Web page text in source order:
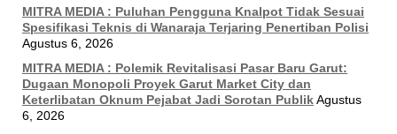
MITRA MEDIA : Puluhan Pengguna Knalpot Tidak Sesuai
Spesifikasi Teknis di Wanaraja Terjaring Penertiban Polisi
Agustus 6, 2026
MITRA MEDIA : Polemik Revitalisasi Pasar Baru Garut:
Dugaan Monopoli Proyek Garut Market City dan
Keterlibatan Oknum Pejabat Jadi Sorotan PublikAgustus
6, 2026